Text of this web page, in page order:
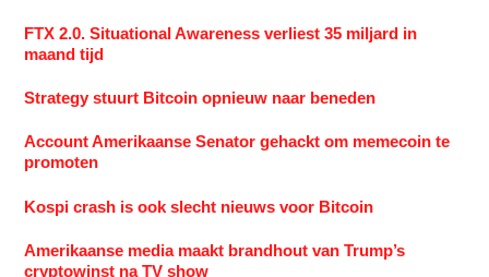
FTX 2.0. Situational Awareness verliest 35 miljard in
maand tijd
Strategy stuurt Bitcoin opnieuw naar beneden
Account Amerikaanse Senator gehackt om memecoin te
promoten
Kospi crash is ook slecht nieuws voor Bitcoin
Amerikaanse media maakt brandhout van Trump’s
cryptowinst na TV show